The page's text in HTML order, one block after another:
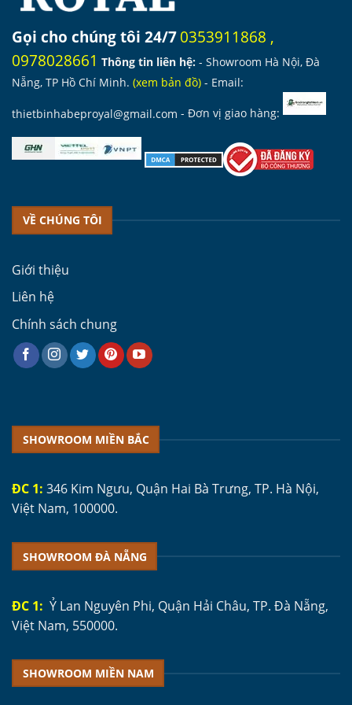
Gọi cho chúng tôi 24/70353911868 ,
0978028661 Thông tin liên hệ: - Showroom Hà Nội, Đà
Nẵng, TP Hồ Chí Minh. (xem bản đồ) - Email:
thietbinhabeproyal@gmail.com - Đơn vị giao hàng:
VỀ CHÚNG TÔI
Giới thiệu
Liên hệ
Chính sách chung
SHOWROOM MIỀN BẮC
ĐC 1: 346 Kim Ngưu, Quận Hai Bà Trưng, TP. Hà Nội,
Việt Nam, 100000.
SHOWROOM ĐÀ NẴNG
ĐC 1: Ỷ Lan Nguyên Phi, Quận Hải Châu, TP. Đà Nẵng,
Việt Nam, 550000.
SHOWROOM MIỀN NAM